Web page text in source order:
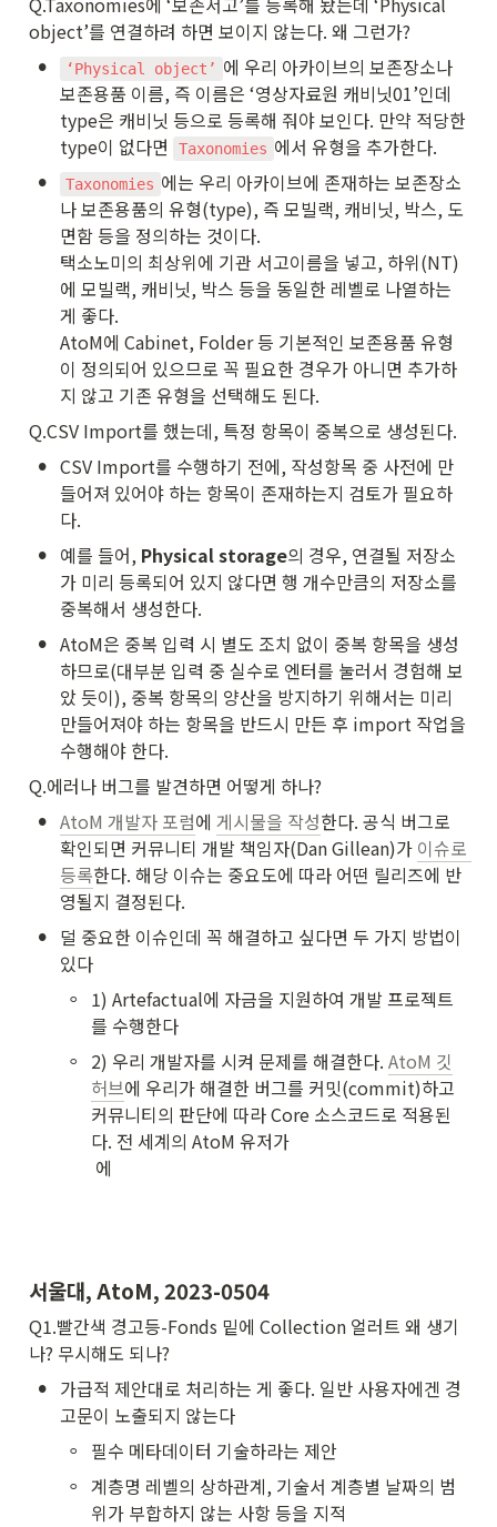
object’를 연결하려 하면 보이지 않는다. 왜 그런가?
• ‘Physical object’ 에 우리 아카이브의 보존장소나
보존용품 이름, 즉 이름은 ‘영상자료원 캐비닛01’인데
type은 캐비닛 등으로 등록해 줘야 보인다. 만약 적당한
type이 없다면
Taxonomies 에서 유형을 추가한다.
• Taxonomies 에는 우리 아카이브에 존재하는 보존장소
나 보존용품의 유형(type), 즉 모빌랙, 캐비닛, 박스, 도
면함 등을 정의하는 것이다.
택소노미의 최상위에 기관 서고이름을 넣고, 하위(NT)
에 모빌랙, 캐비닛, 박스 등을 동일한 레벨로 나열하는
게 좋다.
AtoM에 Cabinet, Folder 등 기본적인 보존용품 유형
이 정의되어 있으므로 꼭 필요한 경우가 아니면 추가하
지 않고 기존 유형을 선택해도 된다.
Q.CSV Import를 했는데, 특정 항목이 중복으로 생성된다.
• CSV Import를 수행하기 전에, 작성항목 중 사전에 만
들어져 있어야 하는 항목이 존재하는지 검토가 필요하
다.
• 예를 들어, Physical storage의 경우, 연결될 저장소
가 미리 등록되어 있지 않다면 행 개수만큼의 저장소를
중복해서 생성한다.
• AtoM은 중복 입력 시 별도 조치 없이 중복 항목을 생성
하므로(대부분 입력 중 실수로 엔터를 눌러서 경험해 보
았 듯이), 중복 항목의 양산을 방지하기 위해서는 미리
만들어져야 하는 항목을 반드시 만든 후 import 작업을
수행해야 한다.
Q.에러나 버그를 발견하면 어떻게 하나?
• AtoM 개발자 포럼에 게시물을 작성한다. 공식 버그로
확인되면 커뮤니티 개발 책임자(Dan Gillean)가 이슈로
등록한다. 해당 이슈는 중요도에 따라 어떤 릴리즈에 반
영될지 결정된다.
• 덜 중요한 이슈인데 꼭 해결하고 싶다면 두 가지 방법이
있다
◦ 1) Artefactual에 자금을 지원하여 개발 프로젝트
를 수행한다
◦ 2) 우리 개발자를 시켜 문제를 해결한다. AtoM 깃
허브에 우리가 해결한 버그를 커밋(commit)하고
커뮤니티의 판단에 따라 Core 소스코드로 적용된
다. 전 세계의 AtoM 유저가
에
서울대, AtoM, 2023-0504
Q1.빨간색 경고등-Fonds 밑에 Collection 얼러트 왜 생기
나? 무시해도 되나?
• 가급적 제안대로 처리하는 게 좋다. 일반 사용자에겐 경
고문이 노출되지 않는다
◦ 필수 메타데이터 기술하라는 제안
◦ 계층명 레벨의 상하관계, 기술서 계층별 날짜의 범
위가 부합하지 않는 사항 등을 지적